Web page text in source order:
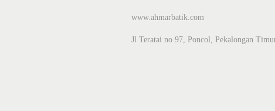
www.ahmarbatik.com
Jl Teratai no 97, Poncol, Pekalongan